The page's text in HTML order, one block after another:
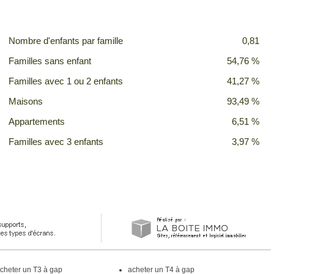
Nombre d'enfants par famille 0,81
Familles sans enfant 54,76 %
Familles avec 1 ou 2 enfants 41,27 %
Maisons 93,49 %
Appartements 6,51 %
Familles avec 3 enfants 3,97 %
un T3 à gap acheter un T4 à gap